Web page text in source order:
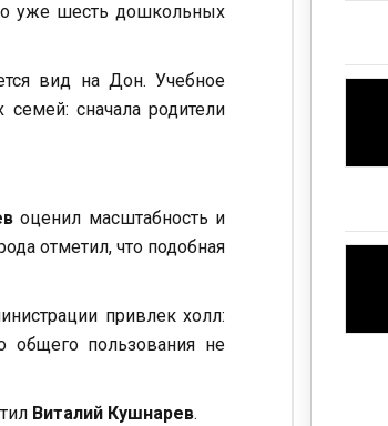
уже шесть дошкольных
вид на Дон. Учебное
сначала родители
оценил масштабность и
отметил, что подобная
привлек холл:
общего пользования не
Виталий Кушнарев.